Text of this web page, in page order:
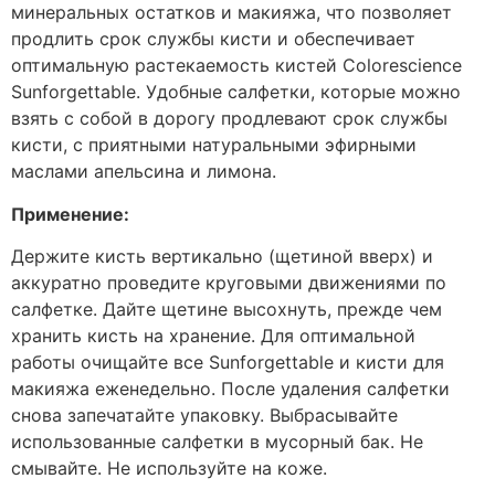
минеральных остатков и макияжа, что позволяет
продлить срок службы кисти и обеспечивает
оптимальную растекаемость кистей Colorescience
Sunforgettable. Удобные салфетки, которые можно
взять с собой в дорогу продлевают срок службы
кисти, с приятными натуральными эфирными
маслами апельсина и лимона.
Применение:
Держите кисть вертикально (щетиной вверх) и
аккуратно проведите круговыми движениями по
салфетке. Дайте щетине высохнуть, прежде чем
хранить кисть на хранение. Для оптимальной
работы очищайте все Sunforgettable и кисти для
макияжа еженедельно. После удаления салфетки
снова запечатайте упаковку. Выбрасывайте
использованные салфетки в мусорный бак. Не
смывайте. Не используйте на коже.